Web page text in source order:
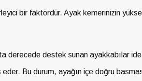
bir faktördür. Ayak kemerinizin
derecede destek sunan ayakkabılar
Bu durum, ayağın içe doğru